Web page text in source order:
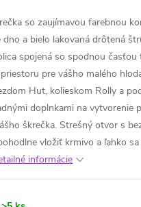
so zaujímavou farebnou
dno a bielo lakovaná drôtená
spojená so spodnou časťou
pre vášho malého
Hut, kolieskom Rolly a
doplnkami na vytvorenie
škrečka. Strešný otvor s
vložiť krmivo a ľahko
informácie